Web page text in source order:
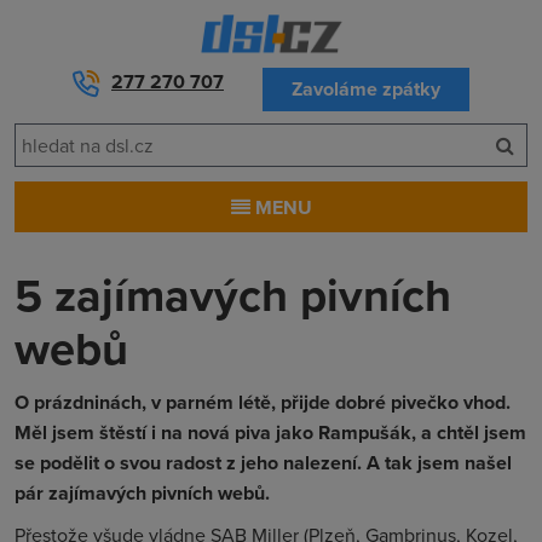
277 270 707 Zavoláme zpátky
MENU
5 zajímavých pivních
webů
O prázdninách, v parném létě, přijde dobré pivečko vhod.
Měl jsem štěstí i na nová piva jako Rampušák, a chtěl jsem
se podělit o svou radost z jeho nalezení. A tak jsem našel
pár zajímavých pivních webů.
Přestože všude vládne SAB Miller (Plzeň, Gambrinus, Kozel,